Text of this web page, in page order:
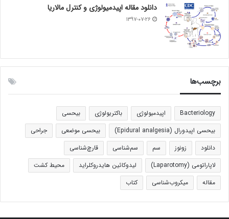
دانلود مقاله اپیدمیولوژی و کنترل مالاریا
۱۳۹۷-۰۷-۲۶
برچسب‌ها
Bacteriology اپیدمیولوژی باکتریولوژی
بیحسی
بیحسی اپیدورال (Epidural analgesia)
بیحسی موضعی
جراحی
دانلود
زونوز سم سم‌شناسی
قارچ‌شناسی
لاپاراتومی (Laparotomy)
لیدوکائین هایدروکلراید
محیط کشت
مقاله
میکروب‌شناسی کتاب